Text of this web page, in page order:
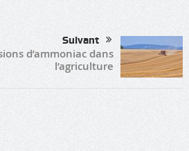
Suivant
d’ammoniac dans
l’agriculture